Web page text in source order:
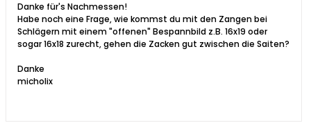
Danke für's Nachmessen!
Habe noch eine Frage, wie kommst du mit den Zangen bei
Schlägern mit einem "offenen" Bespannbild z.B. 16x19 oder
sogar 16x18 zurecht, gehen die Zacken gut zwischen die Saiten?
Danke
micholix